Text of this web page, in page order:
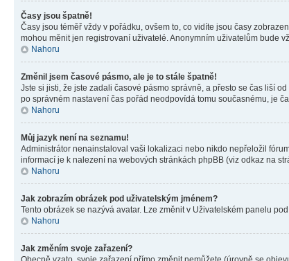
Časy jsou špatně!
Časy jsou téměř vždy v pořádku, ovšem to, co vidíte jsou časy
mohou měnit jen registrovaní uživatelé. Anonymním uživatelům bude
Nahoru
Změnil jsem časové pásmo, ale je to stále špatně!
Jste si jisti, že jste zadali časové pásmo správně, a přesto se čas liší
po správném nastavení čas pořád neodpovídá tomu současnému, je
Nahoru
Můj jazyk není na seznamu!
Administrátor nenainstaloval vaši lokalizaci nebo nikdo nepřeložil
informací je k nalezení na webových stránkách phpBB (viz odkaz na
Nahoru
Jak zobrazím obrázek pod uživatelským jménem?
Tento obrázek se nazývá avatar. Lze změnit v Uživatelském panelu
Nahoru
Jak změním svoje zařazení?